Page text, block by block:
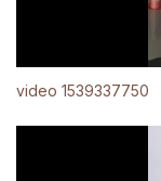
video 1539337750